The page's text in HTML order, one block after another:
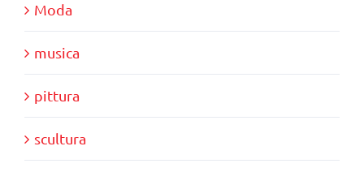
Moda
musica
pittura
scultura